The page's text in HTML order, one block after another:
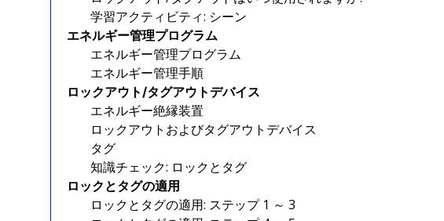
学習アクティビティ: シーン
エネルギー管理プログラム
エネルギー管理プログラム
エネルギー管理手順
ロックアウト/タグアウトデバイス
エネルギー絶縁装置
ロックアウトおよびタグアウトデバイス
タグ
知識チェック: ロックとタグ
ロックとタグの適用
ロックとタグの適用: ステップ 1 ～ 3